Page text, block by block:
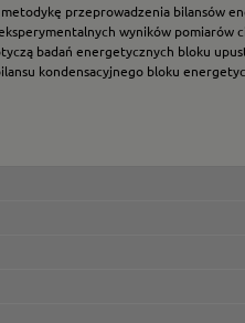
przeprowadzenia bilansów
wyników pomiarów
badań energetycznych bloku
kondensacyjnego bloku